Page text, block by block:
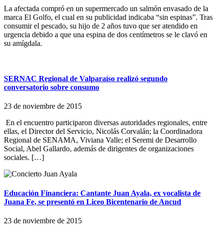
La afectada compró en un supermercado un salmón envasado de la
marca El Golfo, el cual en su publicidad indicaba “sin espinas”. Tras
consumir el pescado, su hijo de 2 años tuvo que ser atendido en
urgencia debido a que una espina de dos centímetros se le clavó en
su amígdala.
SERNAC Regional de Valparaíso realizó segundo
conversatorio sobre consumo
23 de noviembre de 2015
En el encuentro participaron diversas autoridades regionales, entre
ellas, el Director del Servicio, Nicolás Corvalán; la Coordinadora
Regional de SENAMA, Viviana Valle; el Seremi de Desarrollo
Social, Abel Gallardo, además de dirigentes de organizaciones
sociales. […]
Educación Financiera: Cantante Juan Ayala, ex vocalista de
Juana Fe, se presentó en Liceo Bicentenario de Ancud
23 de noviembre de 2015